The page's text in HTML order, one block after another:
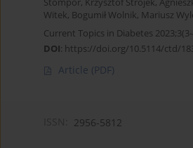
Stompór, Krzysztof Strojek,
Witek, Bogumił Wolnik, Mariusz
Current Topics in Diabetes
DOI: https://doi.org/10.5114/ctd/
Article (PDF)
2956-5812